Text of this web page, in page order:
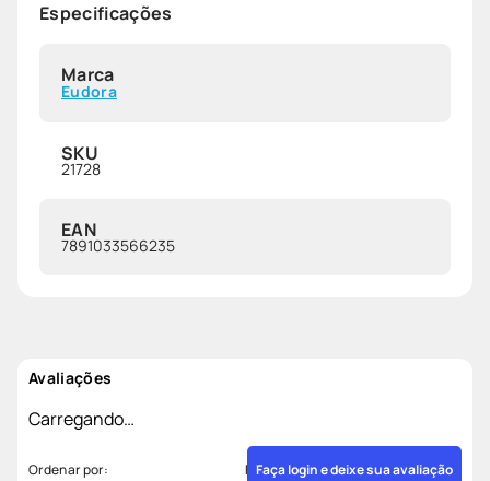
Especificações
Marca
Eudora
SKU
21728
EAN
7891033566235
Avaliações
Carregando…
Faça login e deixe sua avaliação